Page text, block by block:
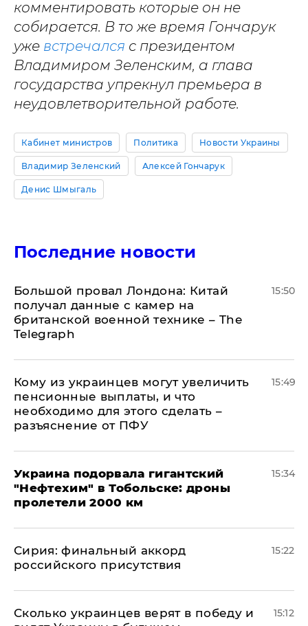
комментировать которые он не
собирается. В то же время Гончарук
уже встречался с президентом
Владимиром Зеленским, а глава
государства упрекнул премьера в
неудовлетворительной работе.
Кабинет министров Политика Новости Украины
Владимир Зеленский Алексей Гончарук
Денис Шмыгаль
Последние новости
Большой провал Лондона: Китай
получал данные с камер на
британской военной технике – The
Telegraph
15:50
Кому из украинцев могут увеличить
пенсионные выплаты, и что
необходимо для этого сделать –
разъяснение от ПФУ
15:49
Украина подорвала гигантский
"Нефтехим" в Тобольске: дроны
пролетели 2000 км
15:34
​Сирия: финальный аккорд
российского присутствия
15:22
Сколько украинцев верят в победу и
15:12